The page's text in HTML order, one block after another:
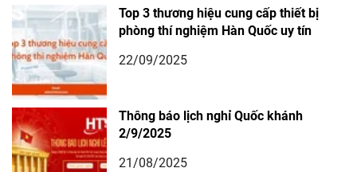
Top 3 thương hiệu cung cấp thiết bị
phòng thí nghiệm Hàn Quốc uy tín
22/09/2025
Thông báo lịch nghỉ Quốc khánh
2/9/2025
21/08/2025